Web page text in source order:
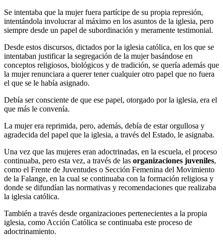
Se intentaba que la mujer fuera partícipe de su propia represión,
intentándola involucrar al máximo en los asuntos de la iglesia, pero
siempre desde un papel de subordinación y meramente testimonial.
Desde estos discursos, dictados por la iglesia católica, en los que se
intentaban justificar la segregación de la mujer basándose en
conceptos religiosos, biológicos y de tradición, se quería además que
la mujer renunciara a querer tener cualquier otro papel que no fuera
el que se le había asignado.
Debía ser consciente de que ese papel, otorgado por la iglesia, era el
que más le convenía.
La mujer era reprimida, pero, además, debía de estar orgullosa y
agradecida del papel que la iglesia, a través del Estado, le asignaba.
Una vez que las mujeres eran adoctrinadas, en la escuela, el proceso
continuaba, pero esta vez, a través de las organizaciones juveniles,
como el Frente de Juventudes o Sección Femenina del Movimiento
de la Falange, en la cual se continuaba con la formación religiosa y
donde se difundían las normativas y recomendaciones que realizaba
la iglesia católica.
También a través desde organizaciones pertenecientes a la propia
iglesia, como Acción Católica se continuaba este proceso de
adoctrinamiento.